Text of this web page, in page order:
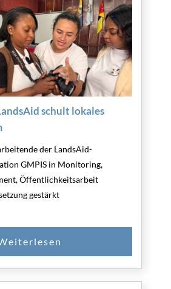
schult lokales
der LandsAid-
GMPIS in Monitoring,
Öffentlichkeitsarbeit
gestärkt